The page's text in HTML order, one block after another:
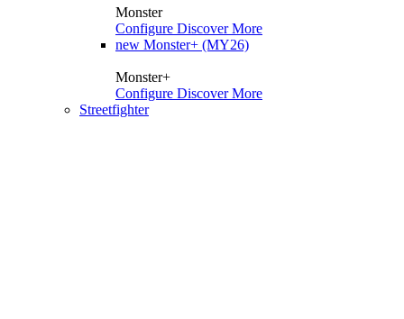
Monster
Configure Discover More
new Monster+ (MY26)
Monster+
Configure Discover More
Streetfighter